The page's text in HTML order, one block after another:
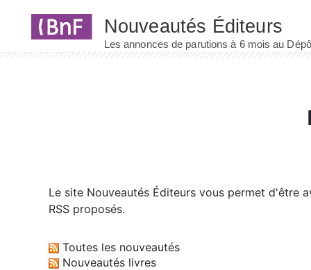
Le site Nouveautés Éditeurs vous permet d'être
RSS proposés.
Toutes les nouveautés
Nouveautés livres